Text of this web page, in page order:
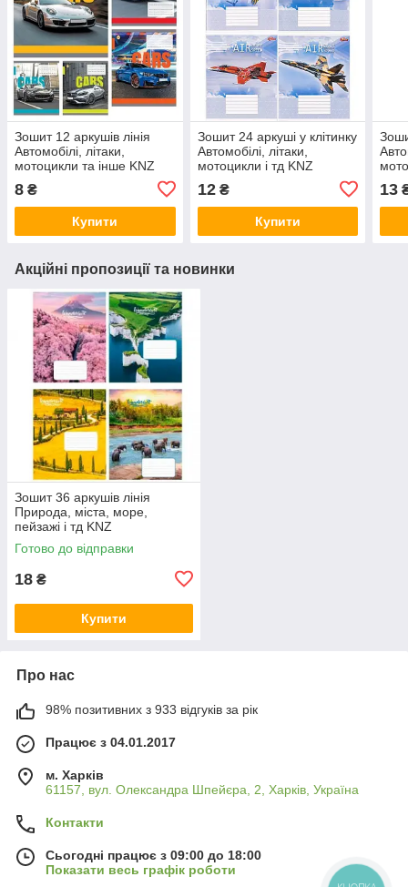
Зошит 12 аркушів лінія
Автомобілі, літаки,
мотоцикли та інше KNZ
8 ₴
Купити
Зошит 24 аркуші у клітинку
Автомобілі, літаки,
мотоцикли і тд KNZ
12₴
Купити
13
Акційні пропозиції та новинки
Зошит 36 аркушів лінія
Природа, міста, море,
пейзажі і тд KNZ
Готово до відправки
18 ₴
Купити
Про нас
98% позитивних з 933 відгуків за рік
Працює з 04.01.2017
м. Харків
61157, вул. Олександра Шпейєра, 2, Харків, Україна
Контакти
Сьогодні працює з 09:00 до 18:00
Показати весь графік роботи